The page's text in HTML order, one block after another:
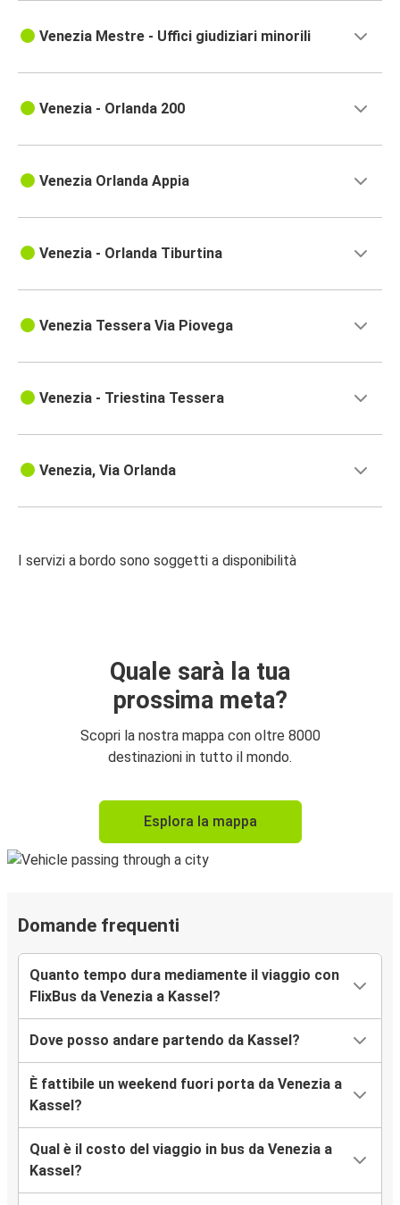
Venezia Mestre - Uffici giudiziari minorili
Venezia - Orlanda 200
Venezia Orlanda Appia
Venezia - Orlanda Tiburtina
Venezia Tessera Via Piovega
Venezia - Triestina Tessera
Venezia, Via Orlanda
I servizi a bordo sono soggetti a disponibilità
Quale sarà la tua
prossima meta?
Scopri la nostra mappa con oltre 8000
destinazioni in tutto il mondo.
Esplora la mappa
Domande frequenti
Quanto tempo dura mediamente il viaggio con
FlixBus da Venezia a Kassel?
Dove posso andare partendo da Kassel?
È fattibile un weekend fuori porta da Venezia a
Kassel?
Qual è il costo del viaggio in bus da Venezia a
Kassel?